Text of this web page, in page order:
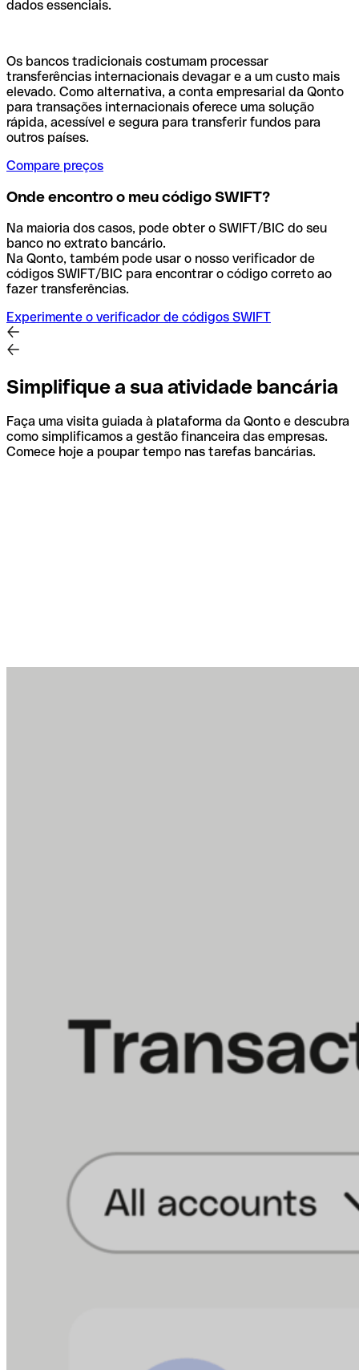
dados essenciais.
Os bancos tradicionais costumam processar
transferências internacionais devagar e a um custo mais
elevado. Como alternativa, a conta empresarial da Qonto
para transações internacionais oferece uma solução
rápida, acessível e segura para transferir fundos para
outros países.
Compare preços
Onde encontro o meu código SWIFT?
Na maioria dos casos, pode obter o SWIFT/BIC do seu
banco no extrato bancário.
Na Qonto, também pode usar o nosso verificador de
códigos SWIFT/BIC para encontrar o código correto ao
fazer transferências.
Experimente o verificador de códigos SWIFT
Simplifique a sua atividade bancária
Faça uma visita guiada à plataforma da Qonto e descubra
como simplificamos a gestão financeira das empresas.
Comece hoje a poupar tempo nas tarefas bancárias.